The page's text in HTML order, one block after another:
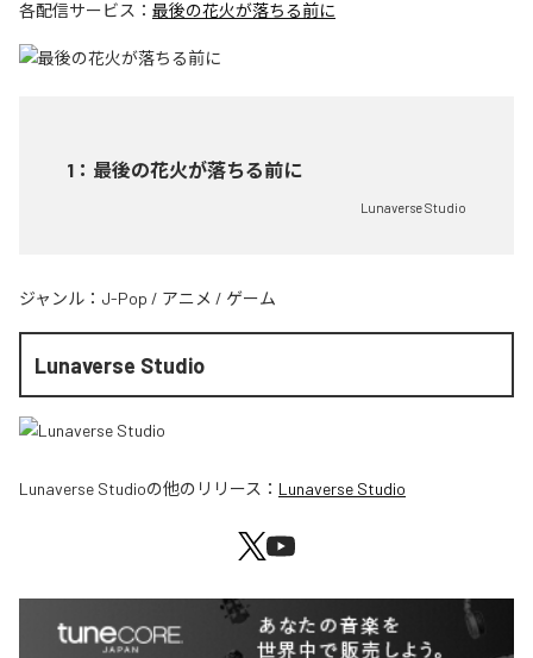
各配信サービス： 最後の花火が落ちる前に
1 ： 最後の花火が落ちる前に
Lunaverse Studio
ジャンル： J-Pop / アニメ / ゲーム
Lunaverse Studio
Lunaverse Studioの他のリリース： Lunaverse Studio